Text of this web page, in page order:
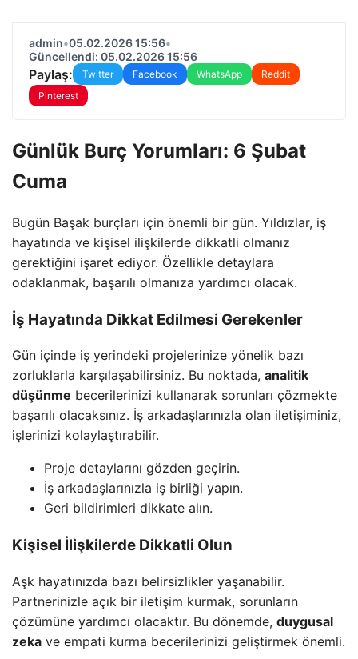
admin•05.02.2026 15:56•
Güncellendi: 05.02.2026 15:56
Paylaş: Twitter Facebook WhatsApp
Reddit
Pinterest
Günlük Burç Yorumları: 6 Şubat
Cuma
Bugün Başak burçları için önemli bir gün. Yıldızlar, iş
hayatında ve kişisel ilişkilerde dikkatli olmanız
gerektiğini işaret ediyor. Özellikle detaylara
odaklanmak, başarılı olmanıza yardımcı olacak.
İş Hayatında Dikkat Edilmesi Gerekenler
Gün içinde iş yerindeki projelerinize yönelik bazı
zorluklarla karşılaşabilirsiniz. Bu noktada, analitik
düşünme becerilerinizi kullanarak sorunları çözmekte
başarılı olacaksınız. İş arkadaşlarınızla olan iletişiminiz,
işlerinizi kolaylaştırabilir.
Proje detaylarını gözden geçirin.
İş arkadaşlarınızla iş birliği yapın.
Geri bildirimleri dikkate alın.
Kişisel İlişkilerde Dikkatli Olun
Aşk hayatınızda bazı belirsizlikler yaşanabilir.
Partnerinizle açık bir iletişim kurmak, sorunların
çözümüne yardımcı olacaktır. Bu dönemde, duygusal
zeka ve empati kurma becerilerinizi geliştirmek önemli.